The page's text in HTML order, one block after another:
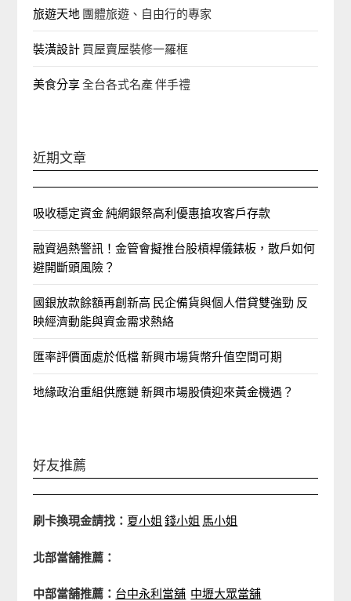
旅遊天地 團體旅遊、自由行的專家‎
裝潢設計 買屋賣屋裝修一羅框
美食分享全台各式名產 伴手禮
近期文章
吸收穩定資金 純網銀祭高利優惠搶攻客戶存款
融資過熱警訊！金管會擬推台股槓桿儀錶板，散戶如何
避開斷頭風險？
國銀放款餘額再創新高 民企備貨與個人借貸雙強勁 反
映經濟動能與資金需求熱絡
匯率評價面處於低檔 新興市場貨幣升值空間可期
地緣政治重組供應鏈 新興市場股債迎來黃金機遇？
好友推薦
刷卡換現金請找： 夏小姐 錢小姐 馬小姐
北部當舖推薦：
中部當舖推薦： 台中永利當舖 中壢大眾當舖